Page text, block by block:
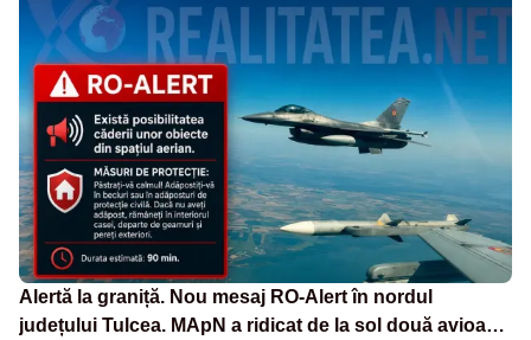
Alertă la graniță. Nou mesaj RO-Alert în nordul
județului Tulcea. MApN a ridicat de la sol două avioane